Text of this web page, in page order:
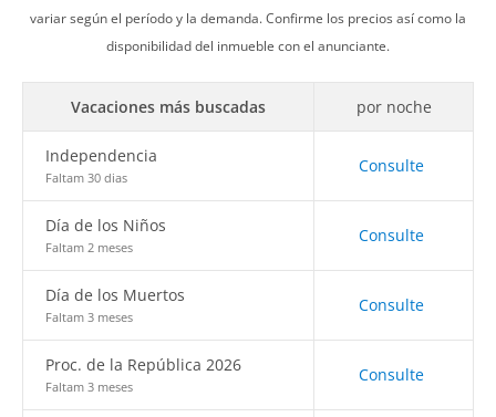
variar según el período y la demanda. Confirme los precios así como la
disponibilidad del inmueble con el anunciante.
Vacaciones más buscadas por noche
Independencia
Faltam 30 dias
Consulte
Día de los Niños
Faltam 2 meses
Consulte
Día de los Muertos
Faltam 3 meses
Consulte
Proc. de la República 2026
Faltam 3 meses
Consulte